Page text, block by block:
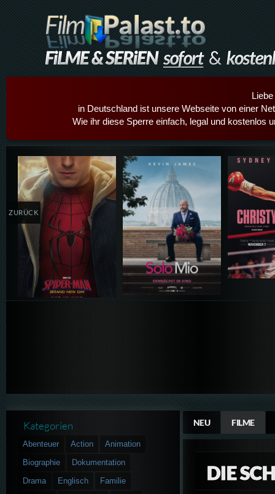
in Deutschland ist unsere Webseite von einer
Wie ihr diese Sperre einfach, legal und kostenlos
Details,Play Details,Play
ZURÜCK
NEU FILME
DIE
Kategorien
Abenteuer Action
Animation
Biographie
Dokumentation
Drama
Englisch
Familie